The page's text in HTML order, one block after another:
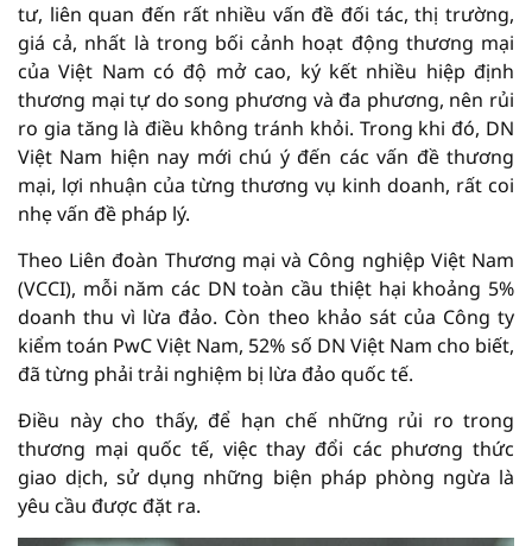
tư, liên quan đến rất nhiều vấn đề đối tác, thị trường,
giá cả, nhất là trong bối cảnh hoạt động thương mại
của Việt Nam có độ mở cao, ký kết nhiều hiệp định
thương mại tự do song phương và đa phương, nên rủi
ro gia tăng là điều không tránh khỏi. Trong khi đó, DN
Việt Nam hiện nay mới chú ý đến các vấn đề thương
mại, lợi nhuận của từng thương vụ kinh doanh, rất coi
nhẹ vấn đề pháp lý.
Theo Liên đoàn Thương mại và Công nghiệp Việt Nam
(VCCI), mỗi năm các DN toàn cầu thiệt hại khoảng 5%
doanh thu vì lừa đảo. Còn theo khảo sát của Công ty
kiểm toán PwC Việt Nam, 52% số DN Việt Nam cho biết,
đã từng phải trải nghiệm bị lừa đảo quốc tế.
Điều này cho thấy, để hạn chế những rủi ro trong
thương mại quốc tế, việc thay đổi các phương thức
giao dịch, sử dụng những biện pháp phòng ngừa là
yêu cầu được đặt ra.